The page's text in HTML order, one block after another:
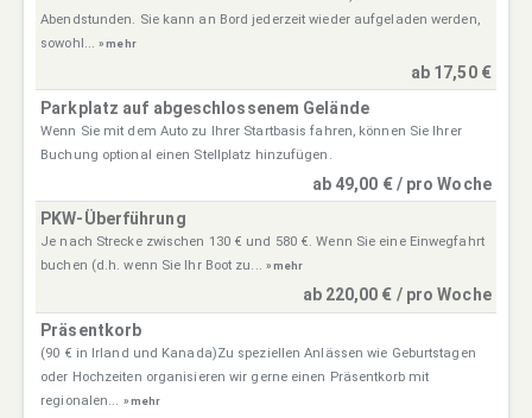
Abendstunden. Sie kann an Bord jederzeit wieder aufgeladen werden,
sowohl...» mehr
ab 17,50 €
Parkplatz auf abgeschlossenem Gelände
Wenn Sie mit dem Auto zu Ihrer Startbasis fahren, können Sie Ihrer
Buchung optional einen Stellplatz hinzufügen.
ab 49,00 € / pro Woche
PKW-Überführung
Je nach Strecke zwischen 130 € und 580 €. Wenn Sie eine Einwegfahrt
buchen (d.h. wenn Sie Ihr Boot zu... » mehr
ab 220,00 € / pro Woche
Präsentkorb
(90 € in Irland und Kanada)Zu speziellen Anlässen wie Geburtstagen
oder Hochzeiten organisieren wir gerne einen Präsentkorb mit
regionalen... » mehr